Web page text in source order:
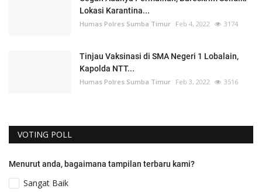
Lokasi Karantina...
Humas Polres Sumba Timur Feb 4, 2022 3174
Tinjau Vaksinasi di SMA Negeri 1 Lobalain,
Kapolda NTT...
Humas Polres Sumba Timur Feb 3, 2022 3516
VOTING POLL
Menurut anda, bagaimana tampilan terbaru kami?
Sangat Baik